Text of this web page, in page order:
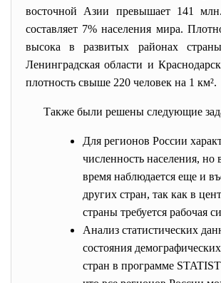
восточной Азии превышает 141
составляет 7% населения мира.
высока в развитых районах
Ленинградская области и
плотность свыше 220 человек на 1 км².
Также были решены следующие
Для регионов России
численность населения, но
время наблюдается еще и
других стран, так как в
страны требуется рабочая
Анализ статистических
состояния
стран в программе